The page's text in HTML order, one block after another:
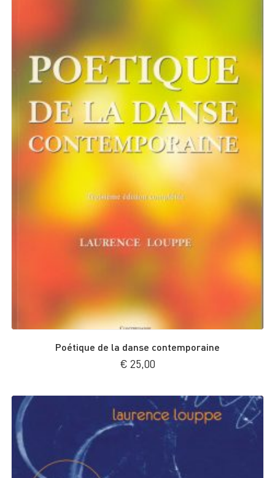
Poétique de la danse contemporaine
€ 25,00